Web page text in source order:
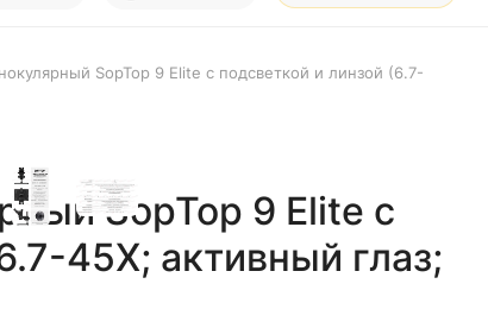
SopTop 9 Elite с подсветкой и линзой (6.7-
SopTop 9 Elite с
45X; активный глаз;